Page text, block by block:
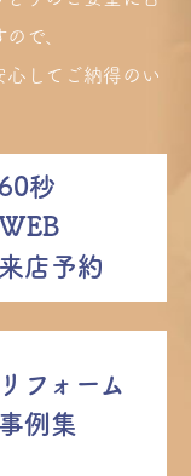
で、
してご納得のい
60秒
来店予約
リフォーム
事例集